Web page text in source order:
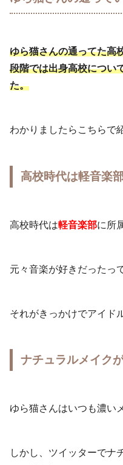
ゆら猫さんの通ってた高
段階では出身高校につい
た。
わかりましたらこちらで
高校時代は軽音楽
高校時代は軽音楽部に所
元々音楽が好きだったっ
それがきっかけでアイド
ナチュラルメイク
ゆら猫さんはいつも濃い
しかし、ツイッターでナ